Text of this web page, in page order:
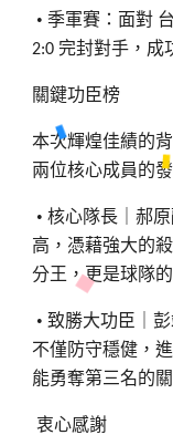
• 季軍賽：面對
2:0 完封對手，成
關鍵功臣榜
本次輝煌佳績的
兩位核心成員的
• 核心隊長｜郝
高，憑藉強大的
分王，更是球隊
• 致勝大功臣｜
不僅防守穩健，
能勇奪第三名的
衷心感謝